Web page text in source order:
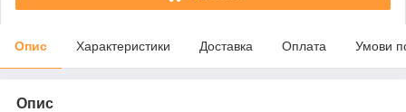
Опис Характеристики Доставка Оплата Умови
Опис